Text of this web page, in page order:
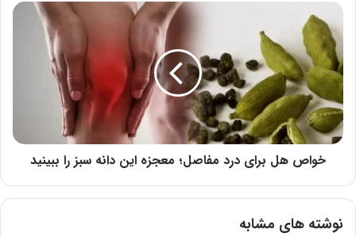
خواص
هل
برای
درد
مفاصل؛
معجزه
این
دانه
سبز
خواص هل برای درد مفاصل؛ معجزه این دانه سبز را ببینید
نوشته های مشابه